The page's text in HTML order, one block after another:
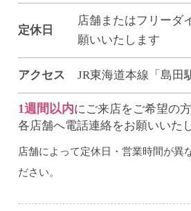
定休日
店舗またはフリーダ
願いいたします
アクセス JR東海道本線「島田
1週間以内にご来店をご希望の
各店舗へ電話連絡をお願いいた
店舗によって定休日・営業時間が異
ださい。